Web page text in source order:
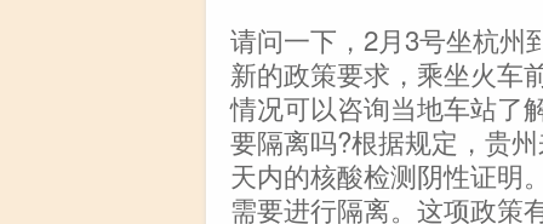
请问一下，2月3号坐杭州
新的政策要求，乘坐火车
情况可以咨询当地车站了
要隔离吗?根据规定，贵
天内的核酸检测阴性证明
需要进行隔离。这项政策